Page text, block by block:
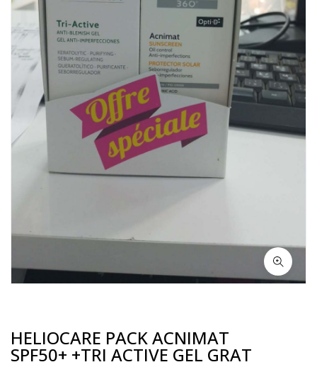
HELIOCARE PACK ACNIMAT
SPF50+ +TRI ACTIVE GEL GRAT